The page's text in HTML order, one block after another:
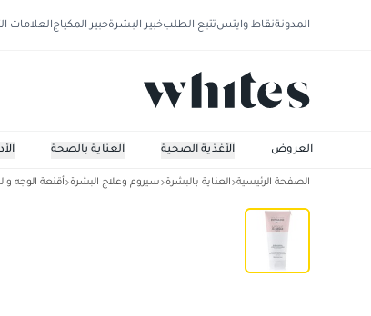
المدونةنقاط وايتستتبع الطلبخبير البشرةخبير المكياجالعلامات
العناية بالصحة الأغذية الصحية العروض
الصفحة الرئيسية العناية بالبشرة سيروم وعلاج البشرة أقنعة الوجه